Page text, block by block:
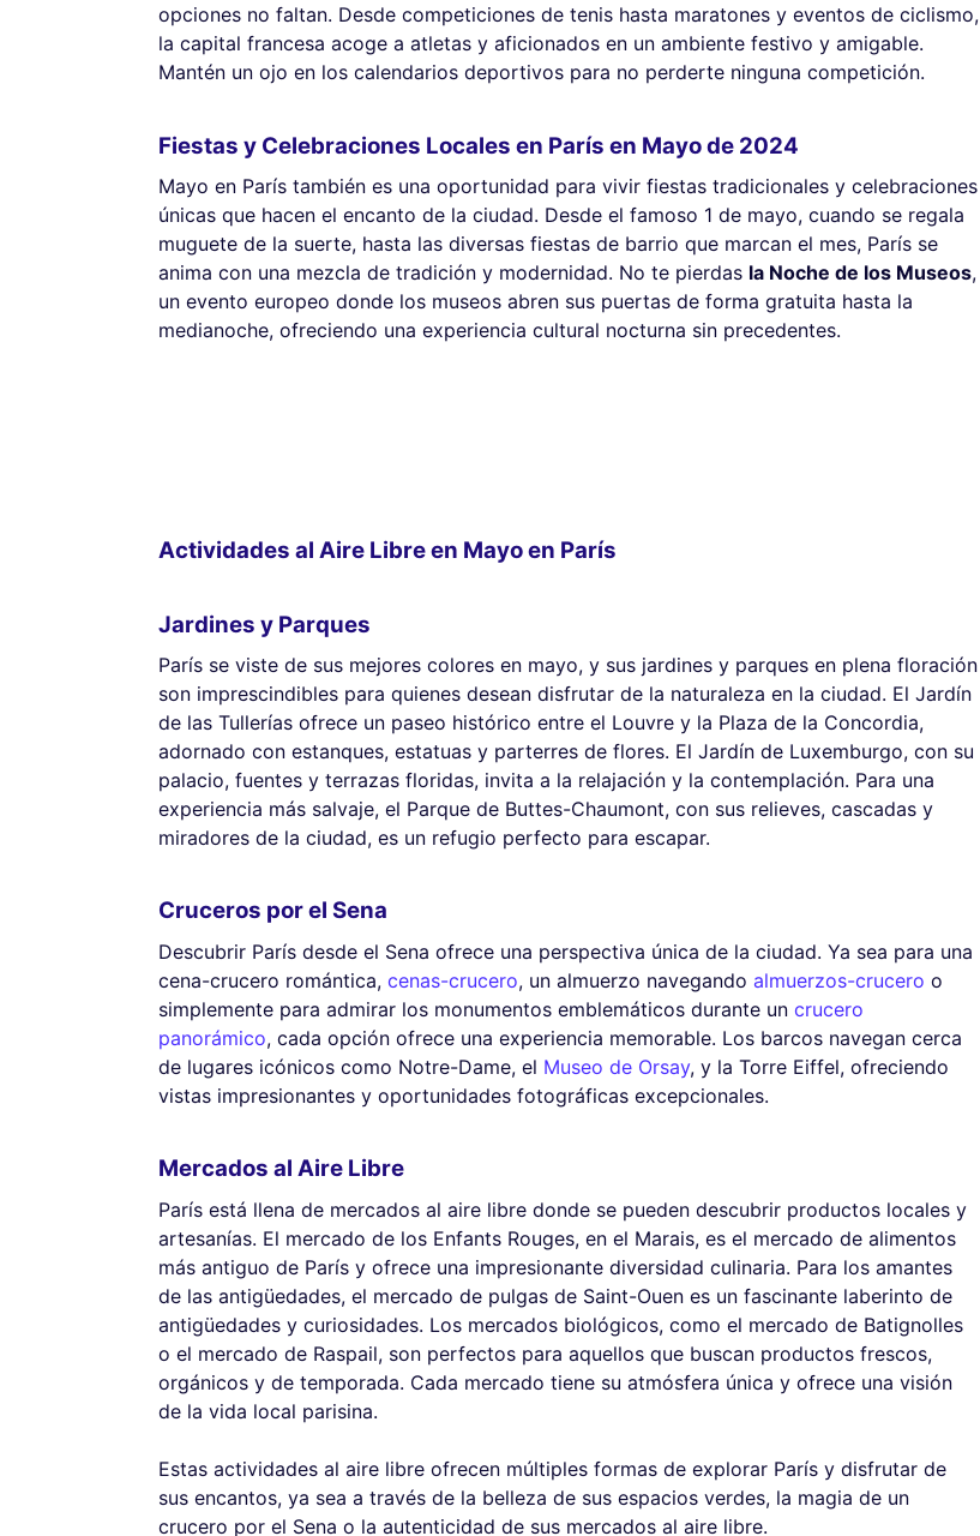
opciones no faltan. Desde competiciones de tenis hasta maratones y eventos de ciclismo,
la capital francesa acoge a atletas y aficionados en un ambiente festivo y amigable.
Mantén un ojo en los calendarios deportivos para no perderte ninguna competición.
Fiestas y Celebraciones Locales en París en Mayo de 2024
Mayo en París también es una oportunidad para vivir fiestas tradicionales y celebraciones
únicas que hacen el encanto de la ciudad. Desde el famoso 1 de mayo, cuando se regala
muguete de la suerte, hasta las diversas fiestas de barrio que marcan el mes, París se
anima con una mezcla de tradición y modernidad. No te pierdas la Noche de los Museos,
un evento europeo donde los museos abren sus puertas de forma gratuita hasta la
medianoche, ofreciendo una experiencia cultural nocturna sin precedentes.
Actividades al Aire Libre en Mayo en París
Jardines y Parques
París se viste de sus mejores colores en mayo, y sus jardines y parques en plena floración
son imprescindibles para quienes desean disfrutar de la naturaleza en la ciudad. El Jardín
de las Tullerías ofrece un paseo histórico entre el Louvre y la Plaza de la Concordia,
adornado con estanques, estatuas y parterres de flores. El Jardín de Luxemburgo, con su
palacio, fuentes y terrazas floridas, invita a la relajación y la contemplación. Para una
experiencia más salvaje, el Parque de Buttes-Chaumont, con sus relieves, cascadas y
miradores de la ciudad, es un refugio perfecto para escapar.
Cruceros por el Sena
Descubrir París desde el Sena ofrece una perspectiva única de la ciudad. Ya sea para una
cena-crucero romántica, cenas-crucero, un almuerzo navegando almuerzos-crucero o
simplemente para admirar los monumentos emblemáticos durante un crucero
panorámico, cada opción ofrece una experiencia memorable. Los barcos navegan cerca
de lugares icónicos como Notre-Dame, el Museo de Orsay, y la Torre Eiffel, ofreciendo
vistas impresionantes y oportunidades fotográficas excepcionales.
Mercados al Aire Libre
París está llena de mercados al aire libre donde se pueden descubrir productos locales y
artesanías. El mercado de los Enfants Rouges, en el Marais, es el mercado de alimentos
más antiguo de París y ofrece una impresionante diversidad culinaria. Para los amantes
de las antigüedades, el mercado de pulgas de Saint-Ouen es un fascinante laberinto de
antigüedades y curiosidades. Los mercados biológicos, como el mercado de Batignolles
o el mercado de Raspail, son perfectos para aquellos que buscan productos frescos,
orgánicos y de temporada. Cada mercado tiene su atmósfera única y ofrece una visión
de la vida local parisina.
Estas actividades al aire libre ofrecen múltiples formas de explorar París y disfrutar de
sus encantos, ya sea a través de la belleza de sus espacios verdes, la magia de un
crucero por el Sena o la autenticidad de sus mercados al aire libre.